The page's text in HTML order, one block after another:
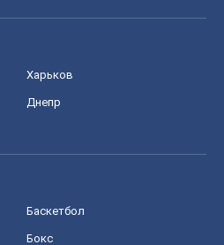
Харьков
Днепр
Баскетбол
Бокс